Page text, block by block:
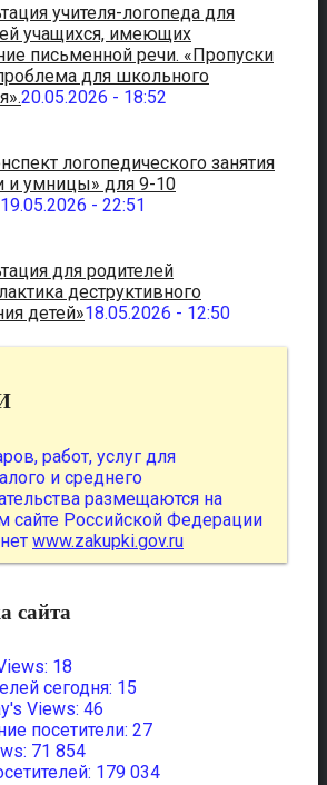
учителя-логопеда для
учащихся, имеющих
письменной речи. «Пропуски
для школьного
20.05.2026 - 18:52
логопедического занятия
и умницы» для 9-10
19.05.2026 - 22:51
для родителей
деструктивного
детей»18.05.2026 - 12:50
работ, услуг для
и среднего
размещаются на
сайте Российской Федерации
www.zakupki.gov.ru
сайта
18
сегодня: 15
Views: 46
посетители: 27
71 854
179 034